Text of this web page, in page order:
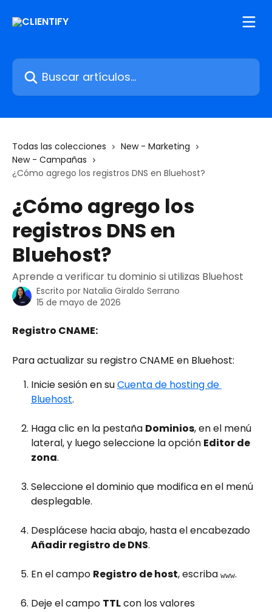
Buscar artículos...
Todas las colecciones
New - Marketing
New - Campañas
¿Cómo agrego los registros DNS en Bluehost?
¿Cómo agrego los
registros DNS en
Bluehost?
Aprende a verificar tu dominio si utilizas Bluehost
Escrito por Natalia Giraldo Serrano
15 de mayo de 2026
Registro CNAME:
Para actualizar su registro CNAME en Bluehost:
Inicie sesión en su Cuenta de hosting de
Bluehost.
Haga clic en la pestaña Dominios, en el menú
lateral, y luego seleccione la opción Editor de
zona.
Seleccione el dominio que modifica en el menú
desplegable.
Desplácese hacia abajo, hasta el encabezado
Añadir registro de DNS.
En el campo Registro de host, escriba www.
Deje el campo TTL con los valores